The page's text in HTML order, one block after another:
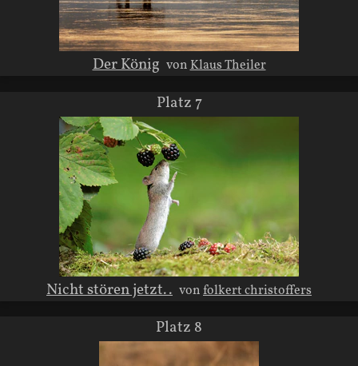
Der König vonKlaus Theiler
Platz 7
Nicht stören jetzt.. vonfolkert christoffers
Platz 8